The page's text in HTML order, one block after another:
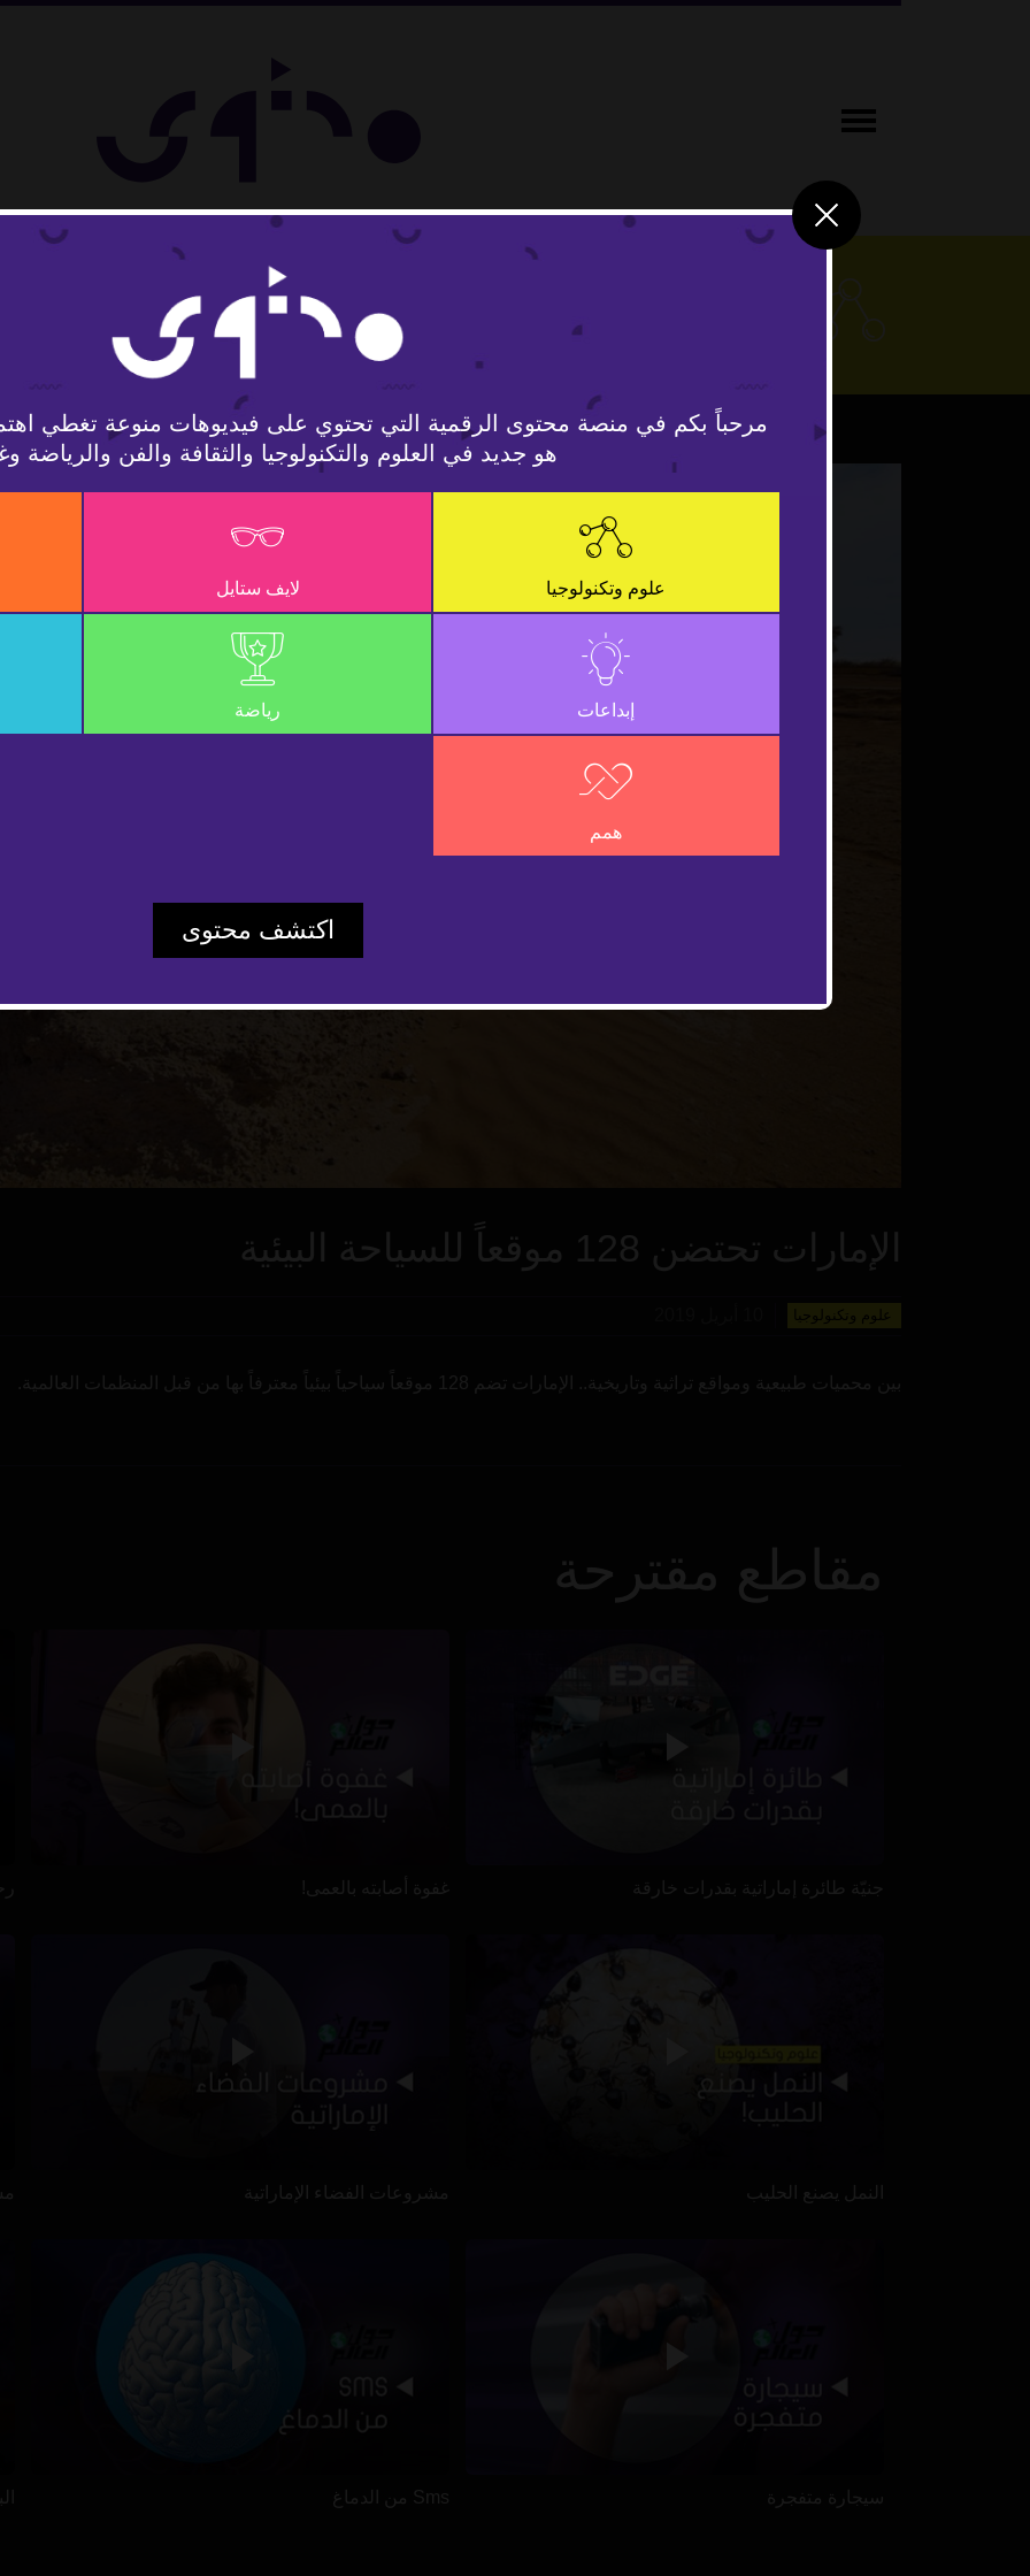
علوم وتكنولوجيا
Play
Video
الإمارات تحتضن 128 موقعاً للسياحة البيئية
علوم وتكنولوجيا
بين محميات طبيعية ومواقع تراثية وتاريخية.. الإمارات تضم 128 موقعاً سياحياً بيئياً معترفاً بها من قبل المنظمات العالمية.
مقاطع مقترحة
جنيّة طائرة إماراتية بقدرات خارقة غفوة أصابته بالعمى!
النمل يصنع الحليب مشروعات الفضاء الإماراتية
سيجارة متفجرة Sms من الدماغ
مرحباً بكم في منصة محتوى الرقمية التي تحتوي على فيديوهات منوعة تغطي
هو جديد في العلوم والتكنولوجيا والثقافة والفن والرياضة
علوم وتكنولوجيا لايف ستايل
إبداعات رياضة
همم
اكتشف محتوى